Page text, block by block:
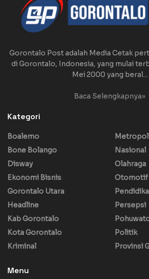
Gorontalo Post adalah Media Cetak
di Gorontalo, Indonesia, yang mulai
Mei 2000 yang beral...
Baca Selengkapnya»
Kategori
Boalemo
Bone Bolango
Disway
Ekonomi Bisnis
Gorontalo Utara
Headline
Kab Gorontalo
Kota Gorontalo
Kriminal
Nasional
Olahraga
Otomotif
Persepsi
Politik
Provinsi
Menu